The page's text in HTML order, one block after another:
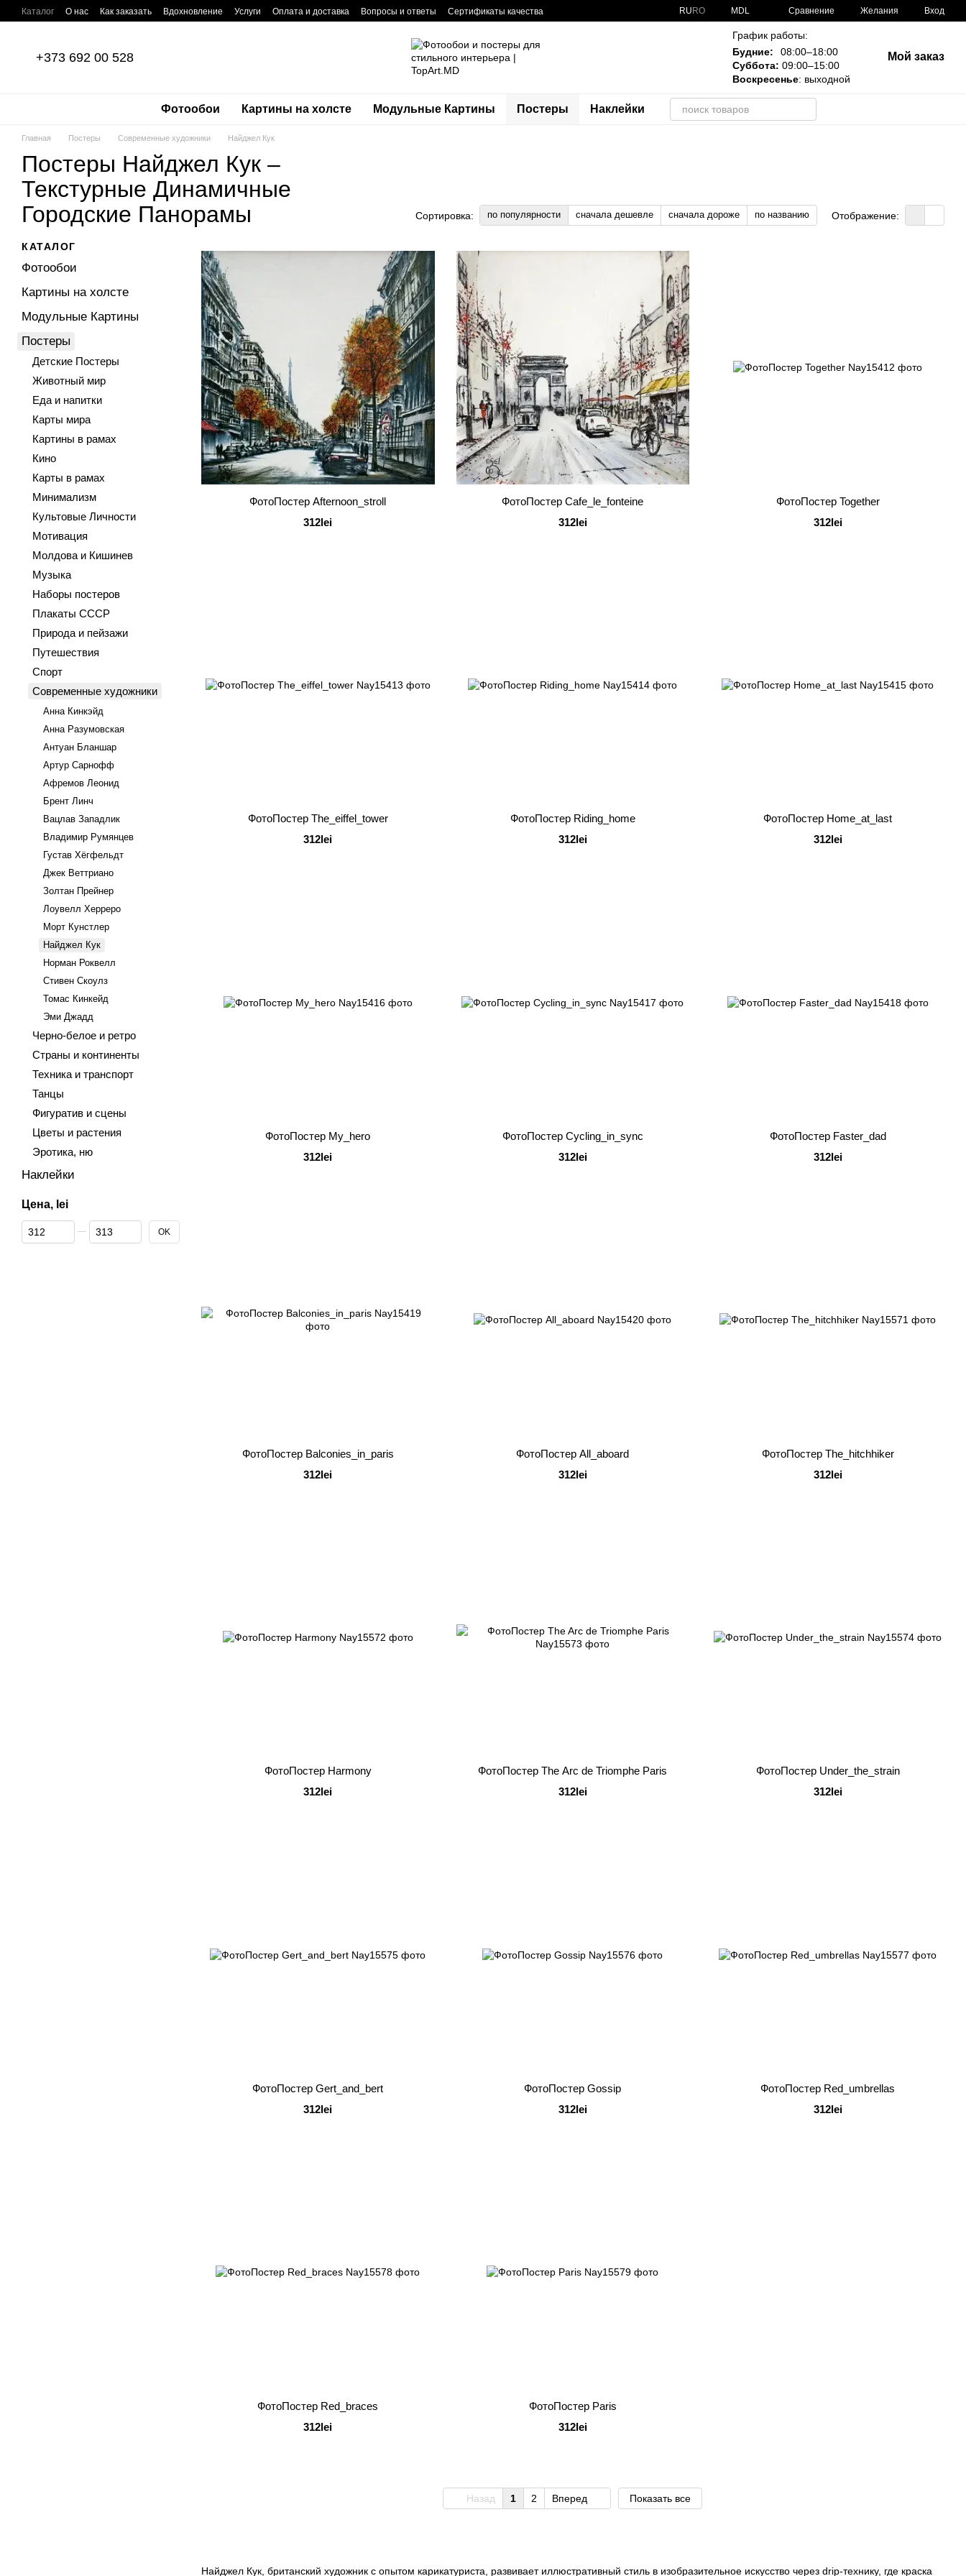
Перейти к основному контенту
Каталог О нас Как заказать Вдохновление Услуги Оплата и доставка Вопросы и ответы
Сертификаты качества
RU RO MDL Сравнение Желания Вход
+373 692 00 528
График работы:
Будние:
08:00–18:00
Суббота: 09:00–15:00
Воскресенье: выходной
Мой заказ
Фотообои Картины на холсте Модульные Картины Постеры Наклейки
Главная Постеры Современные художники Найджел Кук
Постеры Найджел Кук –
Текстурные Динамичные
Городские Панорамы
Сортировка: по популярности сначала дешевле сначала дороже по названию Отображение:
Найджел Кук, британский художник с опытом карикатуриста, развивает иллюстративный стиль в изобразительное искусство через drip-технику, где краска
ФотоПостер Afternoon_stroll
312lei
ФотоПостер Cafe_le_fonteine
312lei
ФотоПостер Together
312lei
ФотоПостер The_eiffel_tower
312lei
ФотоПостер Riding_home
312lei
ФотоПостер Home_at_last
312lei
ФотоПостер My_hero
312lei
ФотоПостер Cycling_in_sync
312lei
ФотоПостер Faster_dad
312lei
ФотоПостер Balconies_in_paris
312lei
ФотоПостер All_aboard
312lei
ФотоПостер The_hitchhiker
312lei
ФотоПостер Harmony
312lei
ФотоПостер The Arc de Triomphe Paris
312lei
ФотоПостер Under_the_strain
312lei
ФотоПостер Gert_and_bert
312lei
ФотоПостер Gossip
312lei
ФотоПостер Red_umbrellas
312lei
ФотоПостер Red_braces
312lei
ФотоПостер Paris
312lei
Назад 1 2 Вперед Показать все
КАТАЛОГ
Фотообои
Картины на холсте
Модульные Картины
Постеры
Детские Постеры
Животный мир
Еда и напитки
Карты мира
Картины в рамах
Кино
Карты в рамах
Минимализм
Культовые Личности
Мотивация
Молдова и Кишинев
Музыка
Наборы постеров
Плакаты СССР
Природа и пейзажи
Путешествия
Спорт
Современные художники
Анна Кинкэйд
Анна Разумовская
Антуан Бланшар
Артур Сарнофф
Афремов Леонид
Брент Линч
Вацлав Западлик
Владимир Румянцев
Густав Хёгфельдт
Джек Веттриано
Золтан Прейнер
Лоувелл Херреро
Морт Кунстлер
Найджел Кук
Норман Роквелл
Стивен Скоулз
Томас Кинкейд
Эми Джадд
Черно-белое и ретро
Страны и континенты
Техника и транспорт
Танцы
Фигуратив и сцены
Цветы и растения
Эротика, ню
Наклейки
Цена, lei
От Цена, lei
До Цена, lei OK